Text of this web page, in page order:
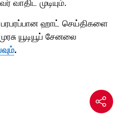
வாதிட முடியும்.
ஹாட் செய்திகளை
யூடியூப் சேனலை
.